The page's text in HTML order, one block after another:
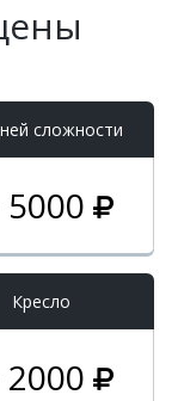
сложности
5000
Кресло
2000